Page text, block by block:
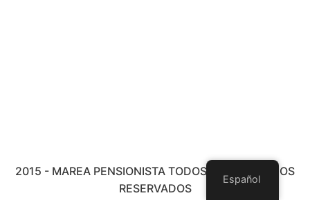
2015 - MAREA PENSIONISTA TODOS LOS DERECHOS
RESERVADOS
Español